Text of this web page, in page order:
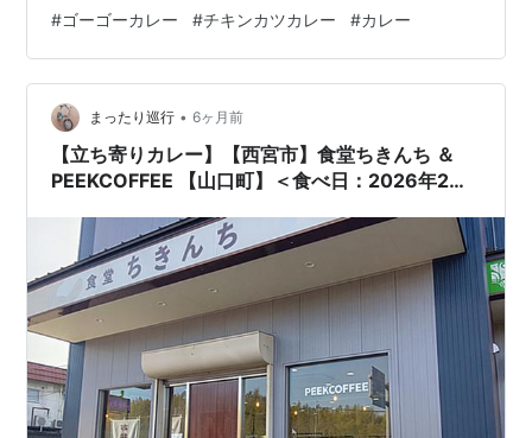
#ゴーゴーカレー #チキンカツカレー #カレー
まったり巡行 • 6ヶ月前
【立ち寄りカレー】【西宮市】食堂ちきんち ＆
PEEKCOFFEE 【山口町】＜食べ日：2026年2月